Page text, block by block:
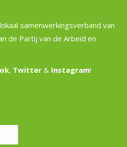
samenwerkingsverband van
de Partij van de Arbeid en
, Twitter & Instagram!